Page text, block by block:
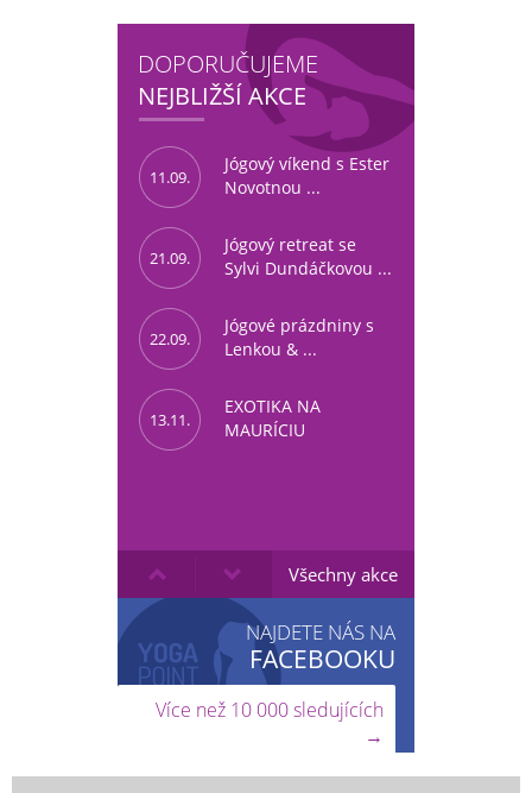
DOPORUČUJEME
NEJBLIŽŠÍ AKCE
11.09.
Jógový víkend s Ester
Novotnou ...
21.09.
Jógový retreat se
Sylvi Dundáčkovou ...
22.09.
Jógové prázdniny s
Lenkou & ...
13.11.
EXOTIKA NA
MAURÍCIU
Všechny akce
NAJDETE NÁS NA
FACEBOOKU
Více než 10 000 sledujících
→